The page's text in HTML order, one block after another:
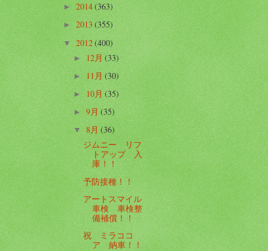
►2014(363)
►2013(355)
▼2012(400)
►12月(33)
►11月(30)
►10月(35)
►9月(35)
▼8月(36)
ジムニー リフ
トアップ 入
庫！！
予防接種！！
アートスマイル
車検 車検整
備補償！！
祝 ミラココ
ア 納車！！